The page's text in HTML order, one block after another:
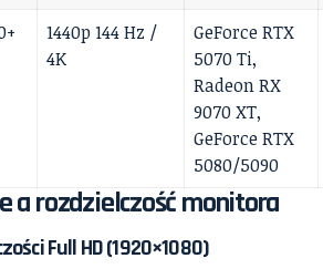
1440p 144 Hz /
4K
GeForce RTX
5070 Ti,
Radeon RX
9070 XT,
GeForce RTX
5080/5090
a rozdzielczość monitora
Full HD (1920×1080)